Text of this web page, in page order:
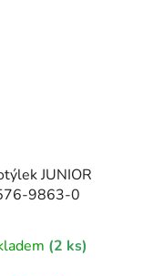
JUNIOR
9863-0
(2 ks)